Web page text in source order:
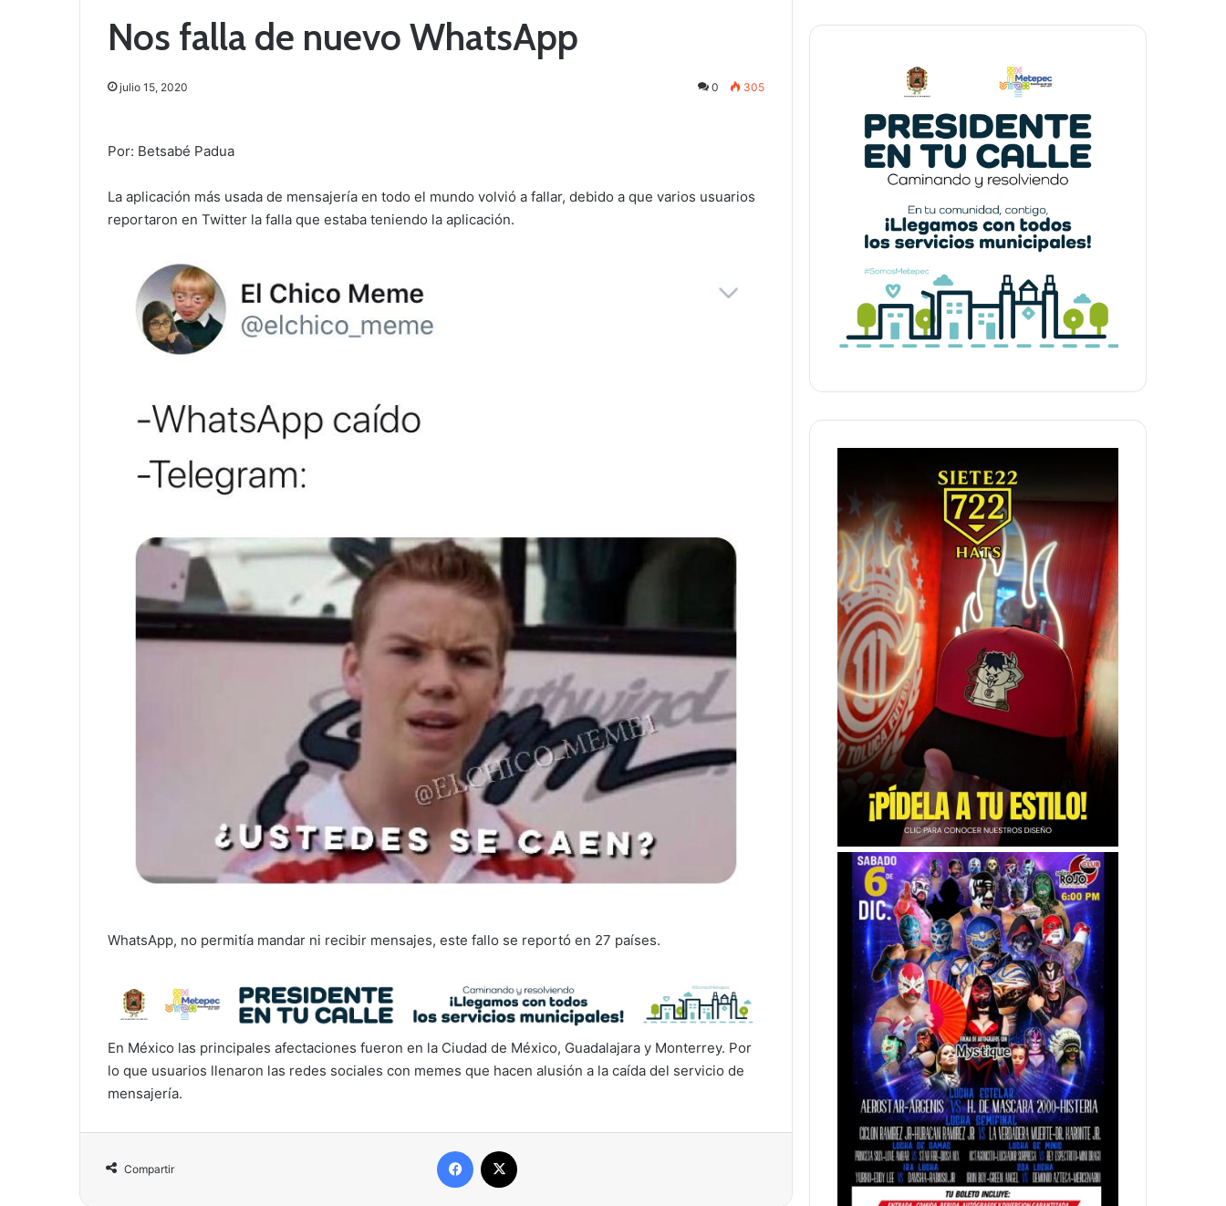
Nos falla de nuevo WhatsApp
julio 15, 2020 0 305
Por: Betsabé Padua
La aplicación más usada de mensajería en todo el mundo volvió a fallar, debido a que varios usuarios
reportaron en Twitter la falla que estaba teniendo la aplicación.
WhatsApp, no permitía mandar ni recibir mensajes, este fallo se reportó en 27 países.
En México las principales afectaciones fueron en la Ciudad de México, Guadalajara y Monterrey. Por
lo que usuarios llenaron las redes sociales con memes que hacen alusión a la caída del servicio de
mensajería.
Compartir
Facebook